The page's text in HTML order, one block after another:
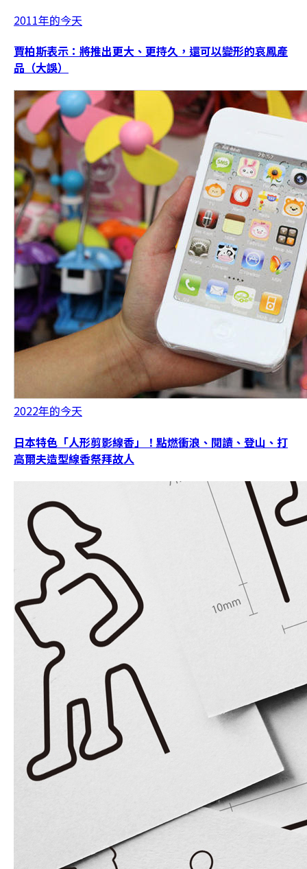
2011年的今天
賈柏斯表示：將推出更大、更持久，還可以變形的哀鳳產
品（大誤）
2022年的今天
日本特色「人形剪影線香」！點燃衝浪、閱讀、登山、打
高爾夫造型線香祭拜故人